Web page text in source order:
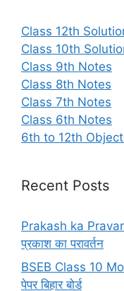
Class 12th
Class 10th
Class 9th Notes
Class 8th Notes
Class 7th Notes
Class 6th Notes
6th to 12th
Recent Posts
Prakash ka
प्रकाश का परावर्तन
BSEB Class 10
पेपर बिहार बोर्ड